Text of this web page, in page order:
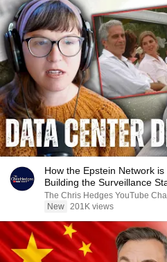
How the Epstein Network
Building the Surveillance
|TCHR
The Chris Hedges YouTube
New 201K views